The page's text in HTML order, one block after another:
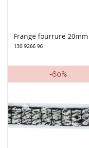
Frange fourrure 20mm
136 9266 96
-60%